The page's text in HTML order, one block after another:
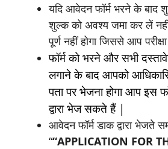
यदि आवेदन फॉर्म भरने के बाद
शुल्क को अवश्य जमा कर लें
पूर्ण नहीं होगा जिससे आप
फॉर्म को भरने और सभी
लगाने के बाद आपको
पता पर भेजना होगा आप इस
द्वारा भेज सकते हैं |
आवेदन फॉर्म डाक द्वारा भेजते
““APPLICATION FOR